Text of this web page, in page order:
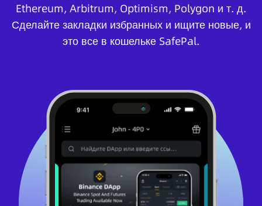
Ethereum, Arbitrum, Optimism, Polygon и т. д.
Сделайте закладки избранных и ищите новые, и
это все в кошельке SafePal.